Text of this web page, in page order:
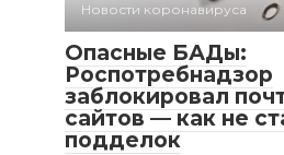
Новости коронавируса
Опасные БАДы:
Роспотребнадзор
заблокировал
сайтов — как не
подделок